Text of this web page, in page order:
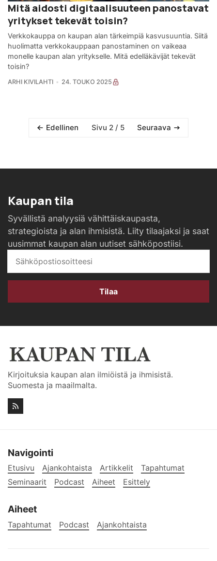
Mitä aidosti digitaalisuuteen panostavat
yritykset tekevät toisin?
Verkkokauppa on kaupan alan tärkeimpiä kasvusuuntia. Siitä
huolimatta verkkokauppaan panostaminen on vaikeaa
monelle kaupan alan yritykselle. Mitä edelläkävijät tekevät
toisin?
ARHI KIVILAHTI 24. TOUKO 2025
Edellinen Sivu 2 / 5 Seuraava
Kaupan tila
Syvällistä analyysiä vähittäiskaupasta,
strategioista ja alan ihmisistä. Liity tilaajaksi ja saat
uusimmat kaupan alan uutiset sähköpostiisi.
Tilaa
Kirjoituksia kaupan alan ilmiöistä ja ihmisistä.
Suomesta ja maailmalta.
Navigointi
Etusivu Ajankohtaista Artikkelit
Tapahtumat
Seminaarit
Podcast Aiheet Esittely
Aiheet
Tapahtumat Podcast Ajankohtaista